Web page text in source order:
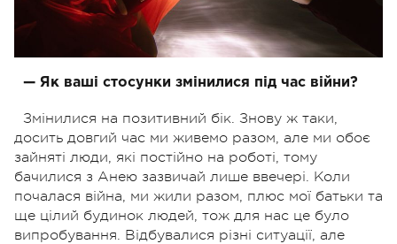
— Як ваші стосунки змінилися під час війни?
Змінилися на позитивний бік. Знову ж таки,
досить довгий час ми живемо разом, але ми обоє
зайняті люди, які постійно на роботі, тому
бачилися з Анею зазвичай лише ввечері. Коли
почалася війна, ми жили разом, плюс мої батьки та
ще цілий будинок людей, тож для нас це було
випробування. Відбувалися різні ситуації, але